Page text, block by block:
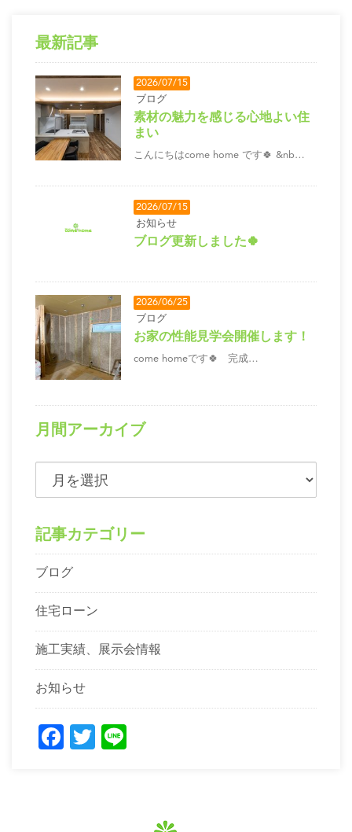
最新記事
2026/07/15
ブログ
素材の魅力を感じる心地よい住
まい
こんにちはcome home です🍀 &nb…
2026/07/15
お知らせ
ブログ更新しました🍀
2026/06/25
ブログ
お家の性能見学会開催します！
come homeです🍀 完成…
月間アーカイブ
記事カテゴリー
ブログ
住宅ローン
施工実績、展示会情報
お知らせ
Facebook
Twitter